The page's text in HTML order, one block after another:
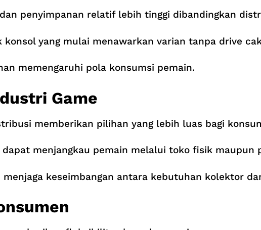
penyimpanan relatif lebih tinggi dibandingkan
konsol yang mulai menawarkan varian tanpa drive
memengaruhi pola konsumsi pemain.
Game
memberikan pilihan yang lebih luas bagi
dapat menjangkau pemain melalui toko fisik maupun
keseimbangan antara kebutuhan kolektor